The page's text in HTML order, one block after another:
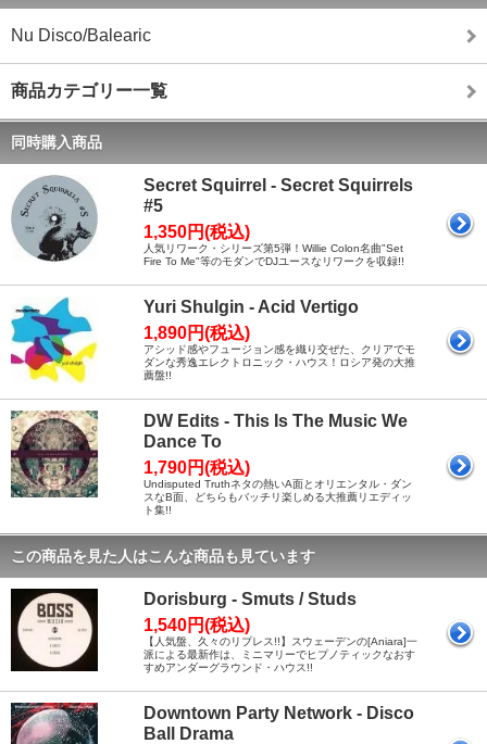
Nu Disco/Balearic
商品カテゴリー一覧
同時購入商品
Secret Squirrel - Secret Squirrels
#5
1,350円(税込)
人気リワーク・シリーズ第5弾！Willie Colon名曲"Set
Fire To Me"等のモダンでDJユースなリワークを収録!!
Yuri Shulgin - Acid Vertigo
1,890円(税込)
アシッド感やフュージョン感を織り交ぜた、クリアでモ
ダンな秀逸エレクトロニック・ハウス！ロシア発の大推
薦盤!!
DW Edits - This Is The Music We
Dance To
1,790円(税込)
Undisputed Truthネタの熱いA面とオリエンタル・ダン
スなB面、どちらもバッチリ楽しめる大推薦リエディッ
ト集!!
この商品を見た人はこんな商品も見ています
Dorisburg - Smuts / Studs
1,540円(税込)
【人気盤、久々のリプレス!!】スウェーデンの[Aniara]一
派による最新作は、ミニマリーでヒプノティックなおす
すめアンダーグラウンド・ハウス!!
Downtown Party Network - Disco
Ball Drama